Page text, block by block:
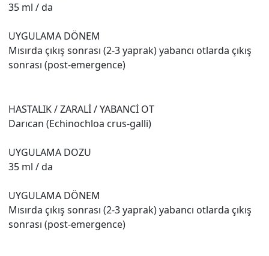
35 ml / da
UYGULAMA DÖNEM
Mısırda çıkış sonrası (2-3 yaprak) yabancı otlarda çıkış
sonrası (post-emergence)
HASTALIK / ZARALİ / YABANCİ OT
Darıcan (Echinochloa crus-galli)
UYGULAMA DOZU
35 ml / da
UYGULAMA DÖNEM
Mısırda çıkış sonrası (2-3 yaprak) yabancı otlarda çıkış
sonrası (post-emergence)